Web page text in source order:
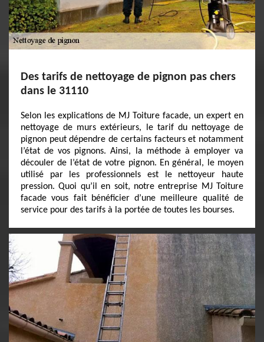
Des tarifs de nettoyage de pignon pas chers
dans le 31110
Selon les explications de MJ Toiture facade, un expert en
nettoyage de murs extérieurs, le tarif du nettoyage de
pignon peut dépendre de certains facteurs et notamment
l’état de vos pignons. Ainsi, la méthode à employer va
découler de l’état de votre pignon. En général, le moyen
utilisé par les professionnels est le nettoyeur haute
pression. Quoi qu’il en soit, notre entreprise MJ Toiture
facade vous fait bénéficier d’une meilleure qualité de
service pour des tarifs à la portée de toutes les bourses.